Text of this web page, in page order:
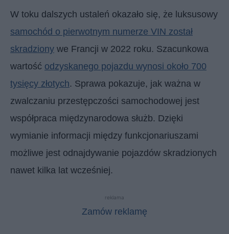
W toku dalszych ustaleń okazało się, że luksusowy
samochód o pierwotnym numerze VIN został
skradziony we Francji w 2022 roku. Szacunkowa
wartość odzyskanego pojazdu wynosi około 700
tysięcy złotych. Sprawa pokazuje, jak ważna w
zwalczaniu przestępczości samochodowej jest
współpraca międzynarodowa służb. Dzięki
wymianie informacji między funkcjonariuszami
możliwe jest odnajdywanie pojazdów skradzionych
nawet kilka lat wcześniej.
reklama
Zamów reklamę